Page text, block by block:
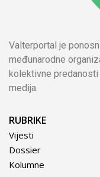
Valterportal je
međunarodne
kolektivne
medija.
RUBRIKE
Vijesti
Dossier
Kolumne